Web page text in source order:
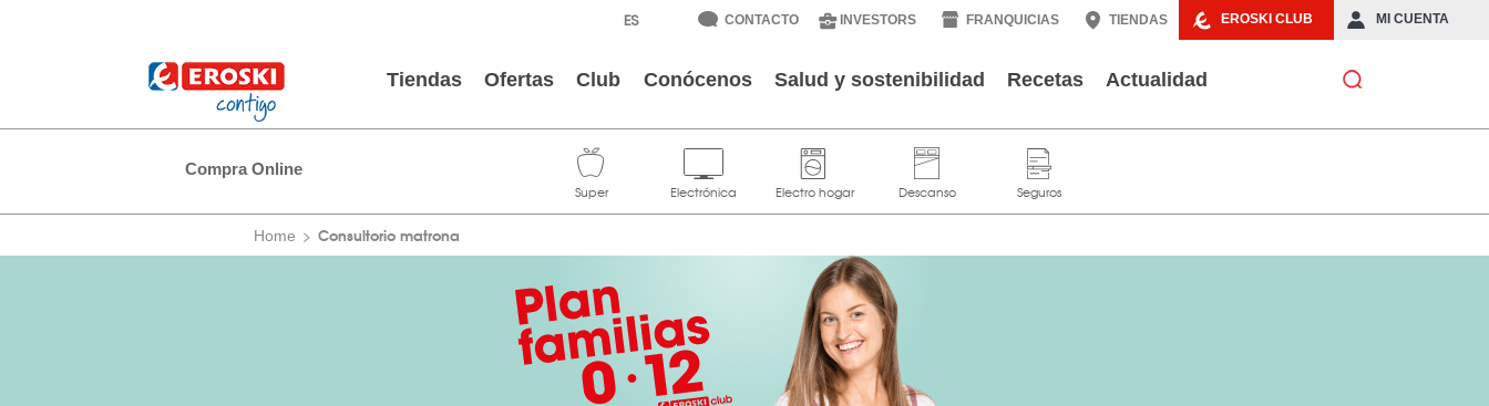
EROSKI CLUB MI CUENTA
CONTACTO INVESTORS FRANQUICIAS TIENDAS
Tiendas Ofertas Club Conócenos Salud y sostenibilidad Recetas Actualidad
Compra Online
Home Consultorio matrona